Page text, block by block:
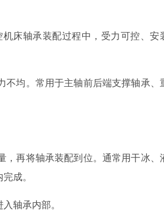
床轴承装配过程中，受力可控、安
均。常用于主轴前后端支撑轴承、
，再将轴承装配到位。通常用干冰、
成。
轴承内部。